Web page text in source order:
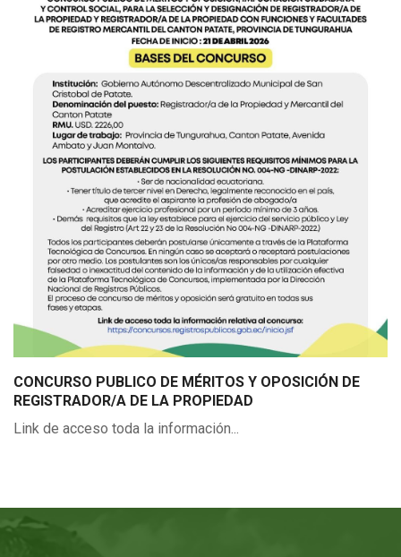
CONCURSO PUBLICO DE MÉRITOS Y OPOSICIÓN DE
REGISTRADOR/A DE LA PROPIEDAD
Link de acceso toda la información...